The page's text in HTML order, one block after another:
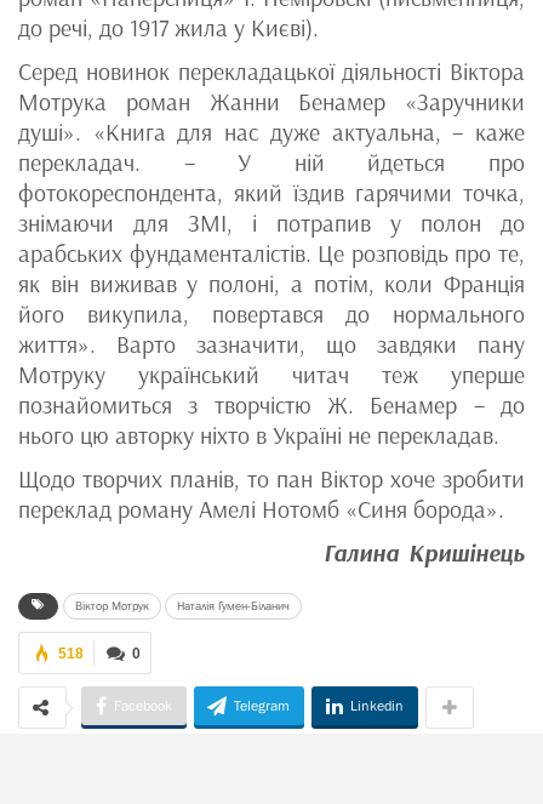
до речі, до 1917 жила у Києві).
Серед новинок перекладацької діяльності Віктора
Мотрука роман Жанни Бенамер «Заручники
душі». «Книга для нас дуже актуальна, – каже
перекладач. – У ній йдеться про
фотокореспондента, який їздив гарячими точка,
знімаючи для ЗМІ, і потрапив у полон до
арабських фундаменталістів. Це розповідь про те,
як він виживав у полоні, а потім, коли Франція
його викупила, повертався до нормального
життя». Варто зазначити, що завдяки пану
Мотруку український читач теж уперше
познайомиться з творчістю Ж. Бенамер – до
нього цю авторку ніхто в Україні не перекладав.
Щодо творчих планів, то пан Віктор хоче зробити
переклад роману Амелі Нотомб «Синя борода».
Галина Кришінець
Віктор Мотрук Наталія Гумен-Біланич
0
518
Facebook Telegram Linkedin